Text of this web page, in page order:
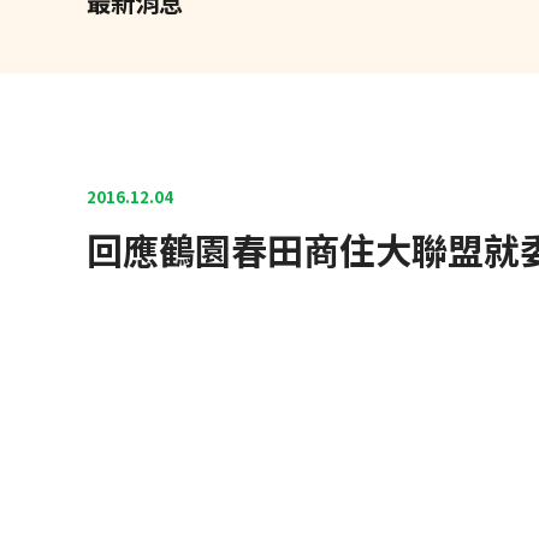
2016.12.04
回應鶴園春田商住大聯盟